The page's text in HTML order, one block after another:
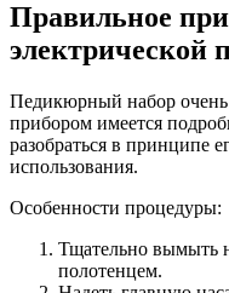
Правильное
Педикюрный набор
прибором имеется
разобраться в принципе
использования.
Особенности процедуры:
Тщательно вымыть
полотенцем.